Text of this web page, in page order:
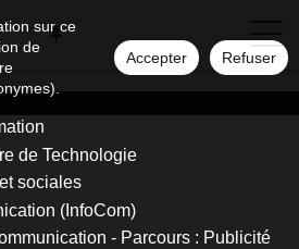
sur ce
de
Accepter Refuser
de Technologie
sociales
(InfoCom)
- Parcours : Publicité